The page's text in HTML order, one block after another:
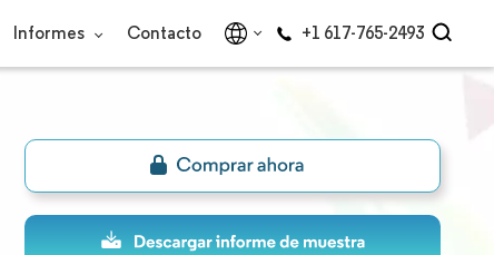
Informes Contacto +1 617-765-2493